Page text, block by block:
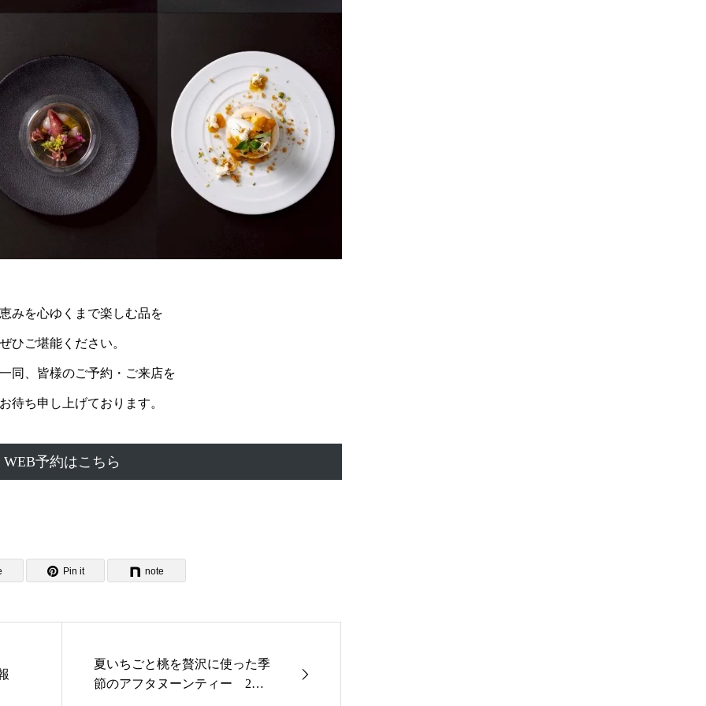
みを心ゆくまで楽しむ品を
ぜひご堪能ください。
同、皆様のご予約・ご来店を
待ち申し上げております。
WEB予約はこちら
Pin it note
夏いちごと桃を贅沢に使った季
節のアフタヌーンティー 2時